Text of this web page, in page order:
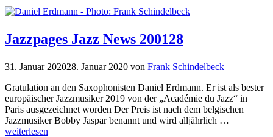
Jazzpages Jazz News 200128
31. Januar 202028. Januar 2020 von Frank Schindelbeck
Gratulation an den Saxophonisten Daniel Erdmann. Er ist als bester
europäischer Jazzmusiker 2019 von der „Académie du Jazz“ in
Paris ausgezeichnet worden Der Preis ist nach dem belgischen
Jazzmusiker Bobby Jaspar benannt und wird alljährlich …
weiterlesen